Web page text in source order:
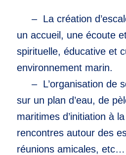
– La création
un accueil, une écoute
spirituelle, éducative et
environnement marin.
– L’organisation de
sur un plan d’eau, de
maritimes d’initiation à
rencontres autour des
réunions amicales, etc…